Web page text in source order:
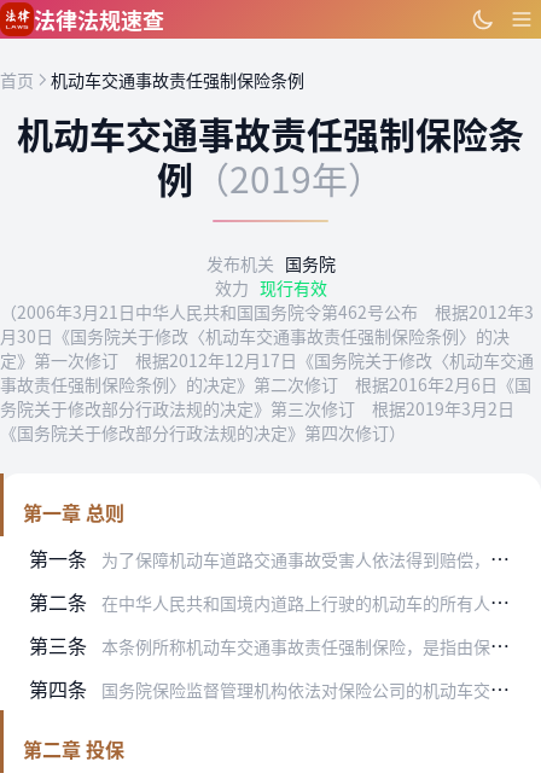
跳到主要内容
法律法规速查
首页 机动车交通事故责任强制保险条例
机动车交通事故责任强制保险条
例 （2019年）
发布机关 国务院
效力 现行有效
（2006年3月21日中华人民共和国国务院令第462号公布 根据2012年3
月30日《国务院关于修改〈机动车交通事故责任强制保险条例〉的决
定》第一次修订 根据2012年12月17日《国务院关于修改〈机动车交通
事故责任强制保险条例〉的决定》第二次修订 根据2016年2月6日《国
务院关于修改部分行政法规的决定》第三次修订 根据2019年3月2日
《国务院关于修改部分行政法规的决定》第四次修订）
第一章 总则
第一条
为了保障机动车道路交通事故受害人依法得到赔偿，促进道路交通安全，根据《中华人民共和国道路交通安全法》、《中华人民共和国保险法》，制定本条例。
第二条 在中华人民共和国境内道路上行驶的机动车的所有人或者管理人，应当依照《中华人民共和国道路交通安全法》的规定投保机动车交通事故责任强制保险。
第三条 本条例所称机动车交通事故责任强制保险，是指由保险公司对被保险机动车发生道路交通事故造成本车人员、被保险人以外的受害人的人身伤亡、财产损失，在责任限额内予以赔偿的…
第四条 国务院保险监督管理机构依法对保险公司的机动车交通事故责任强制保险业务实施监督管理。
第二章 投保